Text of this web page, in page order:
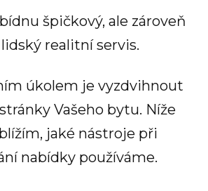
špičkový, ale zároveň
realitní servis.
úkolem je vyzdvihnout
Vašeho bytu. Níže
jaké nástroje při
nabídky používáme.